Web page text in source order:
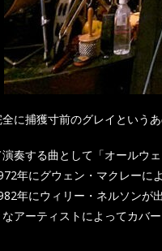
に捕獲寸前のグレイという
奏する曲として「オールウ
年にグウェン・マクレーに
年にウィリー・ネルソンが
アーティストによってカバ